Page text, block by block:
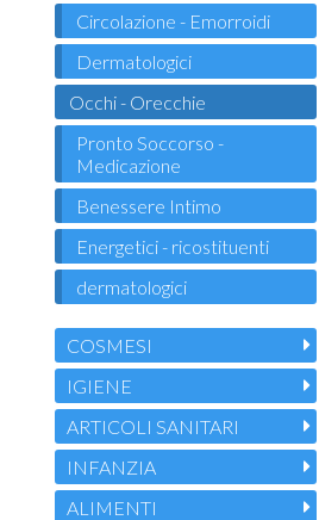
Circolazione - Emorroidi
Dermatologici
Occhi - Orecchie
Pronto Soccorso -
Medicazione
Benessere Intimo
Energetici - ricostituenti
dermatologici
COSMESI
IGIENE
ARTICOLI SANITARI
INFANZIA
ALIMENTI